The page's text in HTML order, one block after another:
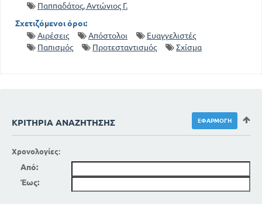
Παππαδάτος, Αντώνιος Γ.
Σχετιζόμενοι όροι:
Αιρέσεις
Απόστολοι
Ευαγγελιστές
Παπισμός
Προτεσταντισμός Σχίσμα
ΚΡΙΤΉΡΙΑ ΑΝΑΖΉΤΗΣΗΣ
Χρονολογίες:
Από:
Έως: